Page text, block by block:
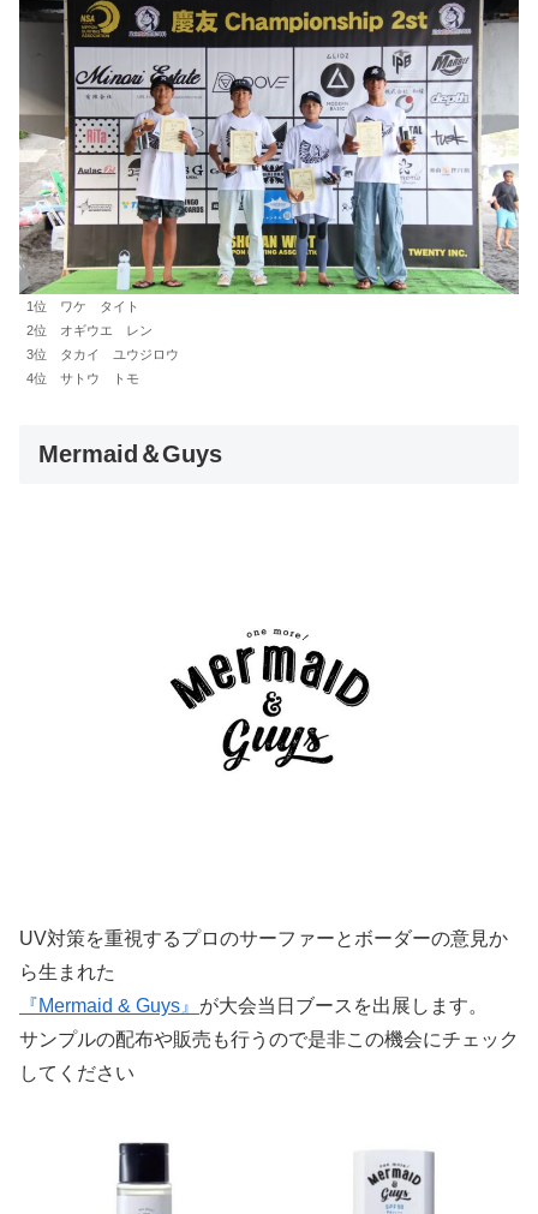
1位 ワケ タイト
2位 オギウエ レン
3位 タカイ ユウジロウ
4位 サトウ トモ
Mermaid＆Guys
UV対策を重視するプロのサーファーとボーダーの意見か
ら生まれた
『Mermaid & Guys』 が大会当日ブースを出展します。
サンプルの配布や販売も行うので是非この機会にチェック
してください